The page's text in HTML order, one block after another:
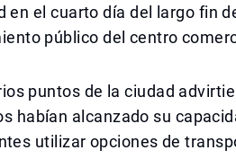
el cuarto día del largo fin
público del centro
puntos de la ciudad
habían alcanzado su
utilizar opciones de